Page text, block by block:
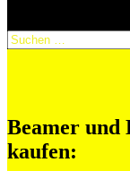
Beamer und
kaufen: